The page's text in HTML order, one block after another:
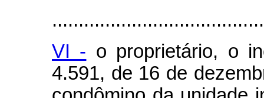
VI - o proprietário, o
4.591, de 16 de